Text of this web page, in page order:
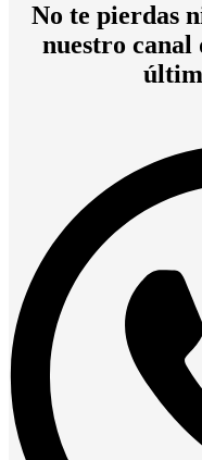
No te pierdas
nuestro canal